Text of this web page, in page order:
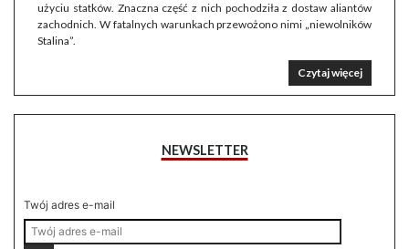
użyciu statków. Znaczna część z nich pochodziła z dostaw aliantów
zachodnich. W fatalnych warunkach przewożono nimi „niewolników
Stalina”.
Czytaj więcej
NEWSLETTER
Twój adres e-mail